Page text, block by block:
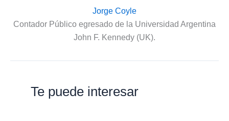
Jorge Coyle
Contador Público egresado de la Universidad Argentina
John F. Kennedy (UK).
Te puede interesar